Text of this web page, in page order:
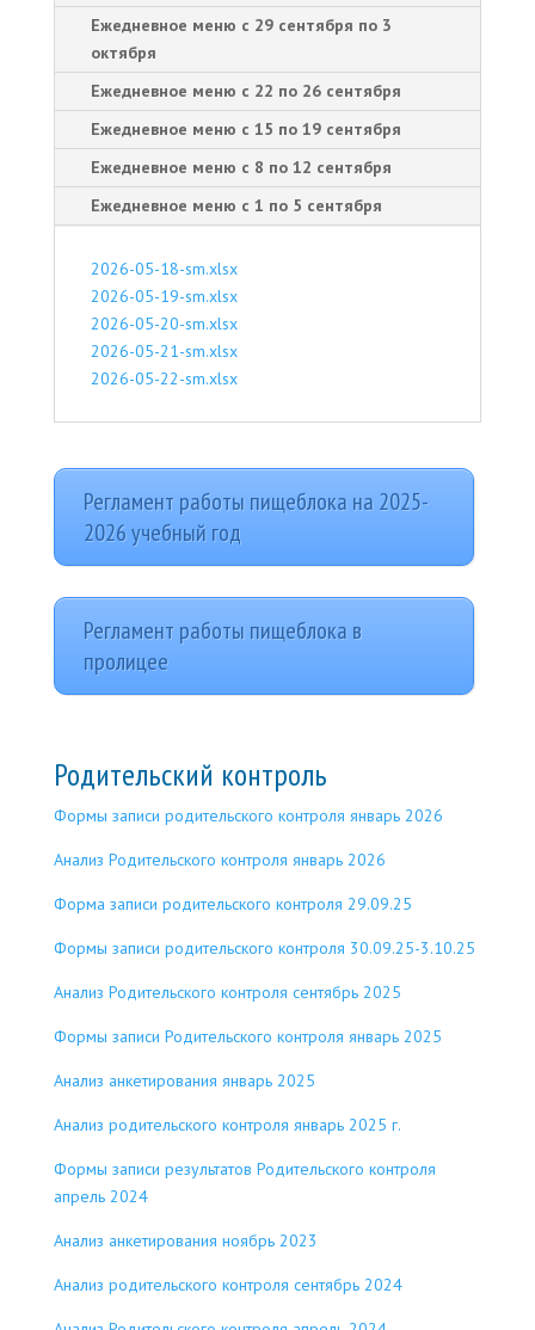
Ежедневное меню с 29 сентября по 3
октября
Ежедневное меню с 22 по 26 сентября
Ежедневное меню с 15 по 19 сентября
Ежедневное меню с 8 по 12 сентября
Ежедневное меню с 1 по 5 сентября
2026-05-18-sm.xlsx
2026-05-19-sm.xlsx
2026-05-20-sm.xlsx
2026-05-21-sm.xlsx
2026-05-22-sm.xlsx
Регламент работы пищеблока на 2025-
2026 учебный год
Регламент работы пищеблока в
пролицее
Родительский контроль
Формы записи родительского контроля январь 2026
Анализ Родительского контроля январь 2026
Форма записи родительского контроля 29.09.25
Формы записи родительского контроля 30.09.25-3.10.25
Анализ Родительского контроля сентябрь 2025
Формы записи Родительского контроля январь 2025
Анализ анкетирования январь 2025
Анализ родительского контроля январь 2025 г.
Формы записи результатов Родительского контроля
апрель 2024
Анализ анкетирования ноябрь 2023
Анализ родительского контроля сентябрь 2024